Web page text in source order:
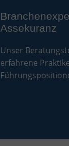
Assekuranz
Unser
erfahrene